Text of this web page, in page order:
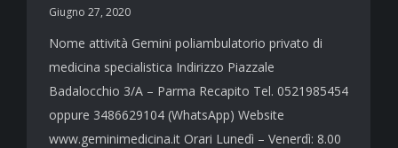
Giugno 27, 2020
Nome attività Gemini poliambulatorio privato di
medicina specialistica Indirizzo Piazzale
Badalocchio 3/A – Parma Recapito Tel. 0521985454
oppure 3486629104 (WhatsApp) Website
www.geminimedicina.it Orari Lunedì – Venerdì: 8.00